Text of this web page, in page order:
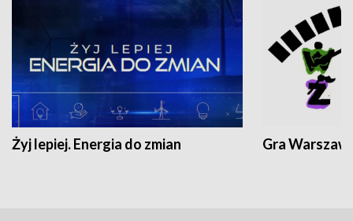
Żyj lepiej. Energia do zmian Gra